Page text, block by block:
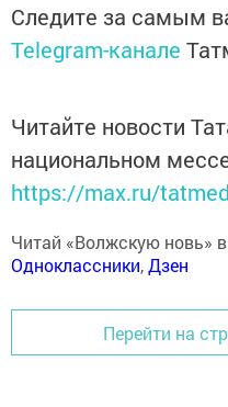
Следите за самым
Telegram-канале
Читайте новости
национальном
https://max.ru/
Читай «Волжскую новь» в
Одноклассники,Дзен
Перейти на